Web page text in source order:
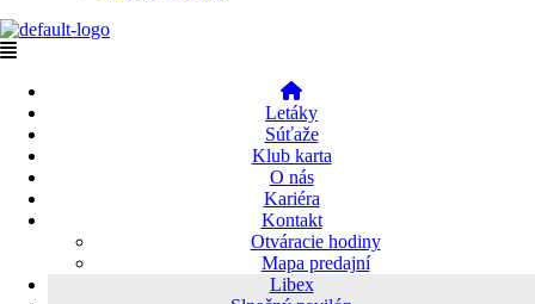
Menu
Letáky
Súťaže
Klub karta
O nás
Kariéra
Kontakt
Otváracie hodiny
Mapa predajní
Libex